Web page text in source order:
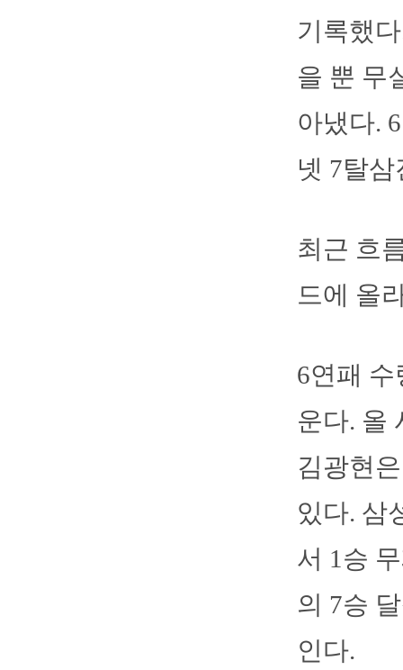
기록했
을 뿐 무
아냈다.
넷 7탈
최근 흐
드에 올
6연패
운다. 올
김광현
있다. 삼
서 1승
의 7승
인다.